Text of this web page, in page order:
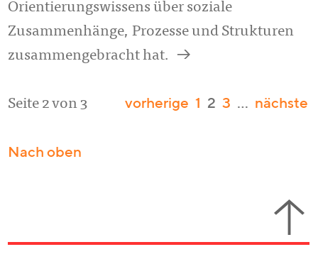
Orientierungswissens über soziale
Zusammenhänge, Prozesse und Strukturen
zusammengebracht hat.
a
Seite 2 von 3 vorherige 1 2 3 … nächste
Nach oben